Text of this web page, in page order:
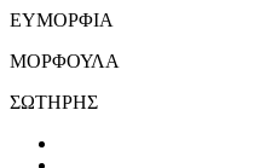
ΕΥΜΟΡΦΙΑ
ΜΟΡΦΟΥΛΑ
ΣΩΤΗΡΗΣ